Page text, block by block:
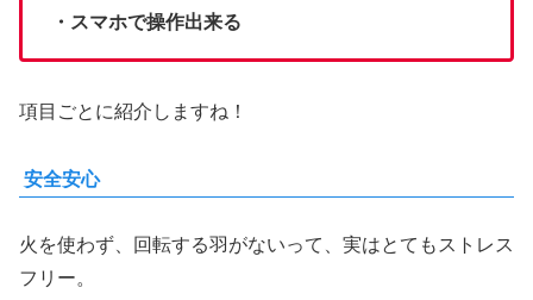
・スマホで操作出来る
項目ごとに紹介しますね！
安全安心
火を使わず、回転する羽がないって、実はとてもストレス
フリー。